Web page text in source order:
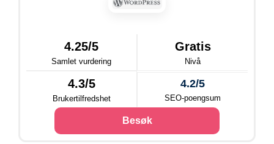
4.25/5
Samlet vurdering
Gratis
Nivå
4.3/5
Brukertilfredshet
4.2/5
SEO-poengsum
Besøk